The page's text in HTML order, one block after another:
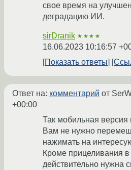
свое время на
деградацию ИИ.
sirDranik ★★★★
16.06.2023 10:16:57
Показать ответы
Ответ на: комментарий от
+00:00
Так мобильная версия
Вам не нужно
нажимать на
Кроме прицеливания
действительно нужна